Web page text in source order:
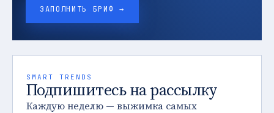
ЗАПОЛНИТЬ БРИФ →
SMART TRENDS
Подпишитесь на рассылку
Каждую неделю — выжимка самых